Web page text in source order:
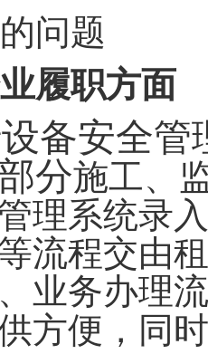
的问题
业履职方面
备安全管
分施工、
理系统录
流程交由
业务办理
方便，同